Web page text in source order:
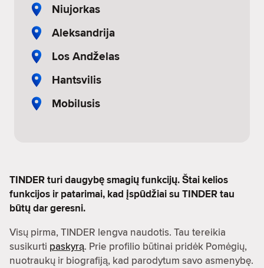
Niujorkas
Aleksandrija
Los Andželas
Hantsvilis
Mobilusis
TINDER turi daugybę smagių funkcijų. Štai kelios
funkcijos ir patarimai, kad įspūdžiai su TINDER tau
būtų dar geresni.
Visų pirma, TINDER lengva naudotis. Tau tereikia
susikurti paskyrą. Prie profilio būtinai pridėk Pomėgių,
nuotraukų ir biografiją, kad parodytum savo asmenybę.